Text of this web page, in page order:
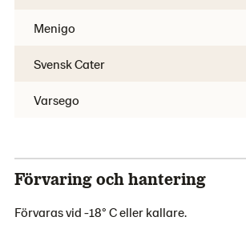
Förvaring och hantering
Förvaras vid -18° C eller kallare.
Menigo
Svensk Cater
Varsego